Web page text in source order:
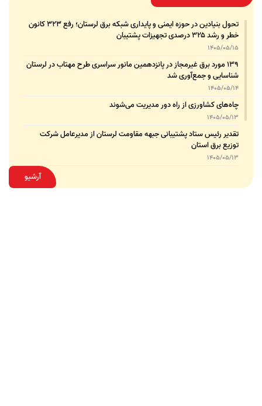
تحول بنیادین در حوزه ایمنی و پایداری شبکه برق لرستان؛ رفع ۳۲۳ کانون
خطر و رشد ۳۲۵ درصدی تجهیزات پشتیبان
1405/05/15
۱۳۹ مورد برق غیرمجاز در پانزدهمین مانور سراسری طرح مهتاب در لرستان
شناسایی و جمع‌آوری شد
1405/05/14
چاه‌های کشاورزی از راه دور مدیریت می‌شوند
1405/05/13
تقدیر رئیس ستاد پشتیبانی جبهه مقاومت لرستان از مدیرعامل شرکت
توزیع برق استان
1405/05/13
قدردانی مسئول عتبات عالیات وزارت نیرو از مدیرعامل شرکت توزیع نیروی
برق استان لرستان
آرشیو